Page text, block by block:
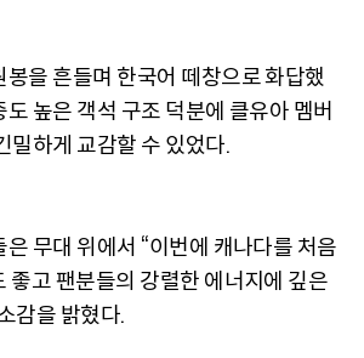
봉을 흔들며 한국어 떼창으로 화답했
높은 객석 구조 덕분에 클유아 멤버
밀하게 교감할 수 있었다.
무대 위에서 “이번에 캐나다를 처음
좋고 팬분들의 강렬한 에너지에 깊은
감을 밝혔다.